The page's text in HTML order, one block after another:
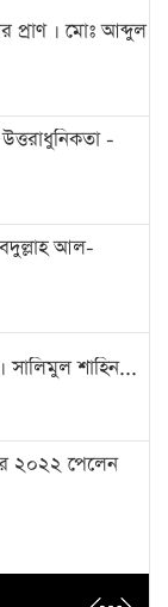
প্রাণ । মোঃ আব্দুল
-
আল-
শাহিন...
২০২২ পেলেন